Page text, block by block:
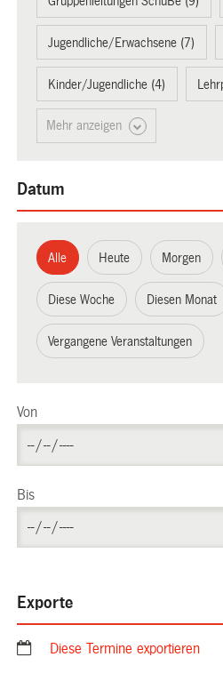
Jugendliche/Erwachsene (7)
Kinder/Jugendliche (4)
Mehr anzeigen
Datum
Alle Heute Morgen
Diese Woche Diesen Monat
Vergangene Veranstaltungen
Von
Bis
Exporte
Diese Termine exportieren